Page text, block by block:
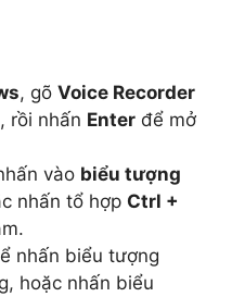
, gõ Voice Recorder
rồi nhấn Enter để mở
vào biểu tượng
nhấn tổ hợp Ctrl +
nhấn biểu tượng
hoặc nhấn biểu